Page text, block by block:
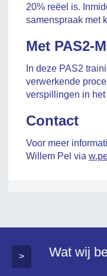
20% reëel is.
samenspraak met
Met PAS2-
In deze PAS2
verwerkende
verspillingen in het
Contact
Voor meer
Willem Pel via
> Wat wij